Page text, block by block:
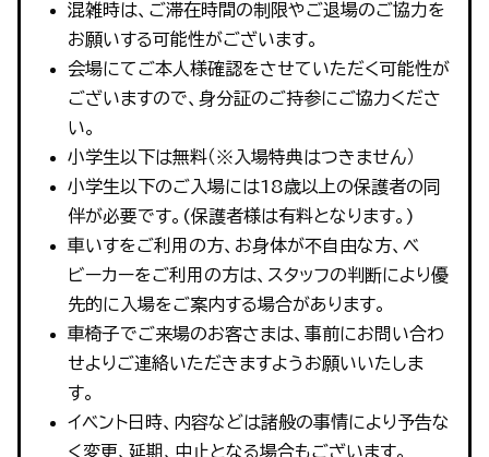
混雑時は、ご滞在時間の制限やご退場のご協力を
お願いする可能性がございます。
会場にてご本人様確認をさせていただく可能性が
ございますので、身分証のご持参にご協力くださ
い。
小学生以下は無料（※入場特典はつきません）
小学生以下のご入場には18歳以上の保護者の同
伴が必要です。(保護者様は有料となります。)
車いすをご利用の方、お身体が不自由な方、ベ
ビーカーをご利用の方は、スタッフの判断により優
先的に入場をご案内する場合があります。
車椅子でご来場のお客さまは、事前にお問い合わ
せよりご連絡いただきますようお願いいたしま
す。
イベント日時、内容などは諸般の事情により予告な
く変更、延期、中止となる場合もございます。